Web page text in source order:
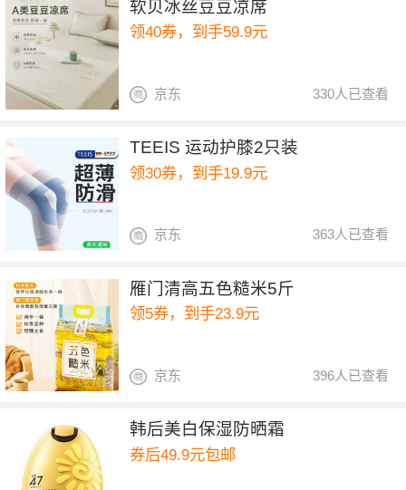
软贝冰丝豆豆凉席
领40券，到手59.9元
330人已查看
京东
TEEIS 运动护膝2只装
领30券，到手19.9元
363人已查看
京东
雁门清高五色糙米5斤
领5券，到手23.9元
396人已查看
京东
韩后美白保湿防晒霜
券后49.9元包邮